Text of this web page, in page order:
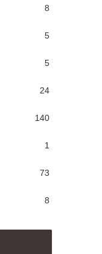
8
5
5
24
140
1
73
8